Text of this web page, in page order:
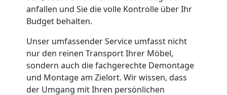
anfallen und Sie die volle Kontrolle über Ihr
Budget behalten.
Unser umfassender Service umfasst nicht
nur den reinen Transport Ihrer Möbel,
sondern auch die fachgerechte Demontage
und Montage am Zielort. Wir wissen, dass
der Umgang mit Ihren persönlichen
Leonding
Kleiner
Umzug